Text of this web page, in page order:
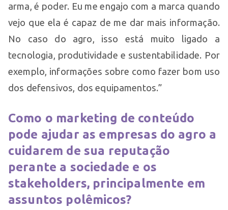
arma, é poder. Eu me engajo com a marca quando
vejo que ela é capaz de me dar mais informação.
No caso do agro, isso está muito ligado a
tecnologia, produtividade e sustentabilidade. Por
exemplo, informações sobre como fazer bom uso
dos defensivos, dos equipamentos.”
Como o marketing de conteúdo
pode ajudar as empresas do agro a
cuidarem de sua reputação
perante a sociedade e os
stakeholders, principalmente em
assuntos polêmicos?